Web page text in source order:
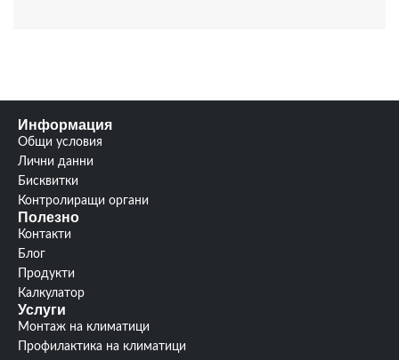
Информация
Общи условия
Лични данни
Бисквитки
Контролиращи органи
Полезно
Контакти
Блог
Продукти
Калкулатор
Услуги
Монтаж на климатици
Профилактика на климатици